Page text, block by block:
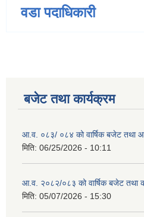
वडा पदाधिकारी
बजेट तथा कार्यक्रम
आ.व. ०८३/ ०८४ को वार्षिक बजेट तथा
मिति: 06/25/2026 - 10:11
आ.व. २०८२/०८३ को वार्षिक बजेट तथा
मिति: 05/07/2026 - 15:30